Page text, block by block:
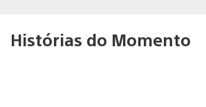
Histórias do Momento